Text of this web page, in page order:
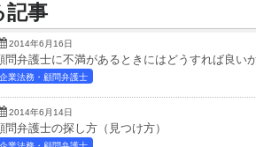
記事
2014年6月16日
問弁護士に不満があるときにはどうすれば良い
企業法務・顧問弁護士
2014年6月14日
問弁護士の探し方（見つけ方）